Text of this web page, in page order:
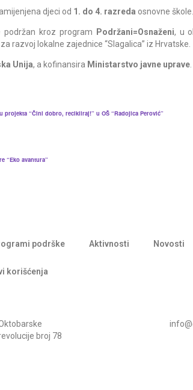
djeci od 1. do 4. razreda osnovne škole.
podržan kroz program Podržani=Osnaženi, u
razvoj lokalne zajednice “Slagalica” iz Hrvatske.
Unija, a kofinansira Ministarstvo javne uprave
projekta “Čini dobro, recikliraj!” u OŠ “Radojica Perović”
“Eko avantura”
podrške Aktivnosti Novosti
korišćenja
broj 78